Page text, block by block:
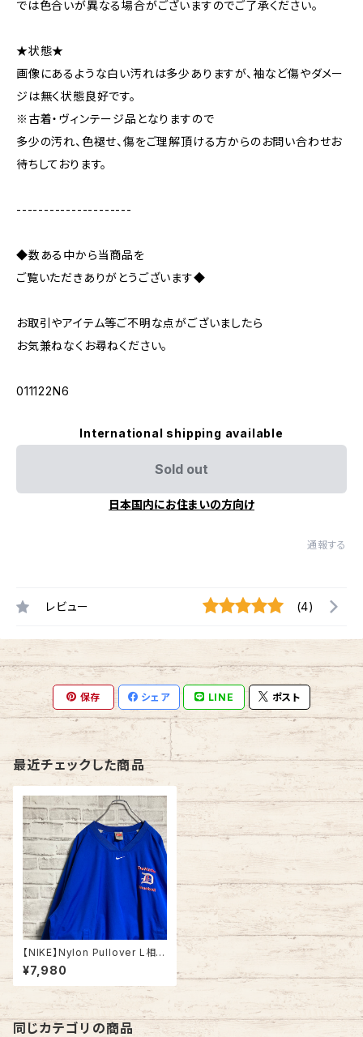
では色合いが異なる場合がございますのでご了承ください。
★状態★
画像にあるような白い汚れは多少ありますが、袖など傷やダメー
ジは無く状態良好です。
※古着・ヴィンテージ品となりますので
多少の汚れ、色褪せ、傷をご理解頂ける方からのお問い合わせお
待ちしております。
---------------------
◆数ある中から当商品を
ご覧いただきありがとうございます◆
お取引やアイテム等ご不明な点がございましたら
お気兼ねなくお尋ねください。
011122N6
International shipping available
Sold out
日本国内にお住まいの方向け
通報する
レビュー (4)
保存 シェア LINE ポスト
最近チェックした商品
【NIKE】Nylon Pullover L相当
USA規格 ナイキ ナイロンプル
オーバー ナイロンジャケット 刺
繍ロゴ センターロゴ ワンポイン
トロゴ Swoosh ビッグシルエッ
ト アウター アメリカ 古着
¥7,980
同じカテゴリの商品